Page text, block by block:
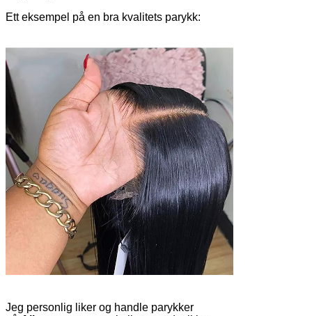
Ett eksempel på en bra kvalitets parykk:
Jeg personlig liker og handle parykker